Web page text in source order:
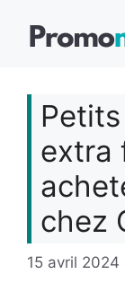
extra
chez
15 avril 2024